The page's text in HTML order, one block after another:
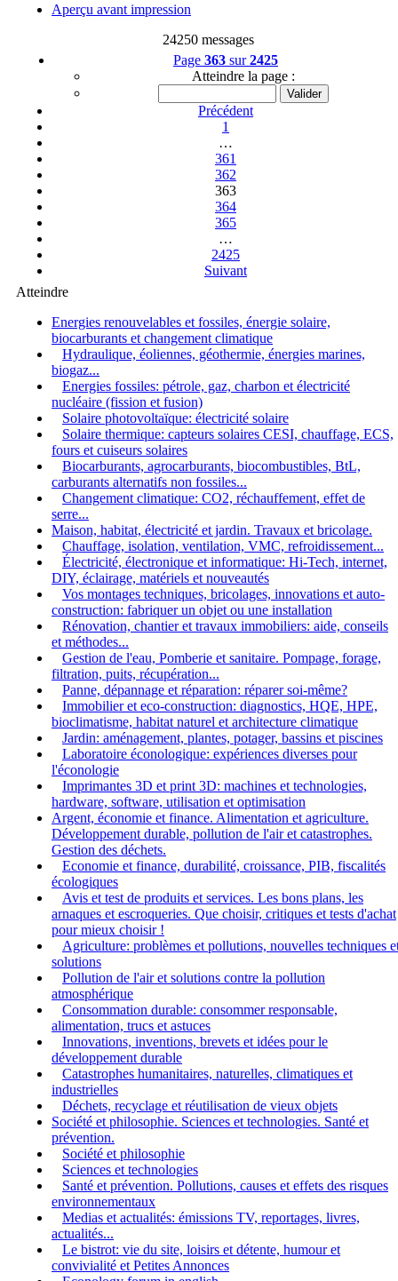
Aperçu avant impression
24250 messages
Page 363 sur2425
Atteindre la page :
Précédent
1
…
361
362
363
364
365
…
2425
Suivant
Atteindre
Energies renouvelables et fossiles, énergie solaire,
biocarburants et changement climatique
Hydraulique, éoliennes, géothermie, énergies marines,
biogaz...
Energies fossiles: pétrole, gaz, charbon et électricité
nucléaire (fission et fusion)
Solaire photovoltaïque: électricité solaire
Solaire thermique: capteurs solaires CESI, chauffage, ECS,
fours et cuiseurs solaires
Biocarburants, agrocarburants, biocombustibles, BtL,
carburants alternatifs non fossiles...
Changement climatique: CO2, réchauffement, effet de
serre...
Maison, habitat, électricité et jardin. Travaux et bricolage.
Chauffage, isolation, ventilation, VMC, refroidissement...
Électricité, électronique et informatique: Hi-Tech, internet,
DIY, éclairage, matériels et nouveautés
Vos montages techniques, bricolages, innovations et auto-
construction: fabriquer un objet ou une installation
Rénovation, chantier et travaux immobiliers: aide, conseils
et méthodes...
Gestion de l'eau, Pomberie et sanitaire. Pompage, forage,
filtration, puits, récupération...
Panne, dépannage et réparation: réparer soi-même?
Immobilier et eco-construction: diagnostics, HQE, HPE,
bioclimatisme, habitat naturel et architecture climatique
Jardin: aménagement, plantes, potager, bassins et piscines
Laboratoire éconologique: expériences diverses pour
l'éconologie
Imprimantes 3D et print 3D: machines et technologies,
hardware, software, utilisation et optimisation
Argent, économie et finance. Alimentation et agriculture.
Développement durable, pollution de l'air et catastrophes.
Gestion des déchets.
Economie et finance, durabilité, croissance, PIB, fiscalités
écologiques
Avis et test de produits et services. Les bons plans, les
arnaques et escroqueries. Que choisir, critiques et tests d'achat
pour mieux choisir !
Agriculture: problèmes et pollutions, nouvelles techniques
solutions
Pollution de l'air et solutions contre la pollution
atmosphérique
Consommation durable: consommer responsable,
alimentation, trucs et astuces
Innovations, inventions, brevets et idées pour le
développement durable
Catastrophes humanitaires, naturelles, climatiques et
industrielles
Déchets, recyclage et réutilisation de vieux objets
Société et philosophie. Sciences et technologies. Santé et
prévention.
Société et philosophie
Sciences et technologies
Santé et prévention. Pollutions, causes et effets des risques
environnementaux
Medias et actualités: émissions TV, reportages, livres,
actualités...
Le bistrot: vie du site, loisirs et détente, humour et
convivialité et Petites Annonces